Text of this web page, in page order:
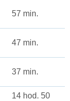
57 min.
47 min.
37 min.
14 hod. 50